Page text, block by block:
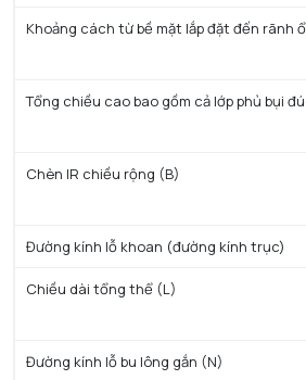
Khoảng cách từ bề mặt lắp đặt đến rãnh
Tổng chiều cao bao gồm cả lớp phủ bụi
Chèn IR chiều rộng (B)
Đường kính lỗ khoan (đường kính trục)
Chiều dài tổng thể (L)
Đường kính lỗ bu lông gắn (N)